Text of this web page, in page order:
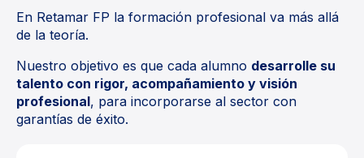
En Retamar FP la formación profesional va más allá
de la teoría.
Nuestro objetivo es que cada alumno desarrolle su
talento con rigor, acompañamiento y visión
profesional, para incorporarse al sector con
garantías de éxito.